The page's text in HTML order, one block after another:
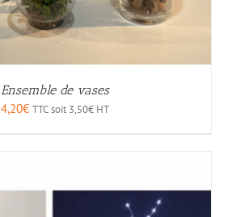
Ensemble de vases
4,20€ TTC soit 3,50€ HT